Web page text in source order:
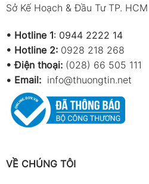
Sở Kế Hoạch & Đầu Tư TP. HCM
• Hotline 1: 0944 2222 14
• Hotline 2: 0928 218 268
• Điện thoại: (028) 66 505 111
• Email: info@thuongtin.net
VỀ CHÚNG TÔI